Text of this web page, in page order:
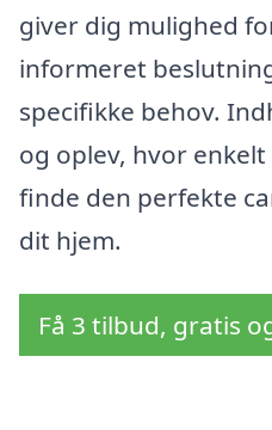
giver dig mulighed
informeret
specifikke behov.
og oplev, hvor
finde den perfekte
dit hjem.
Få 3 tilbud, gratis